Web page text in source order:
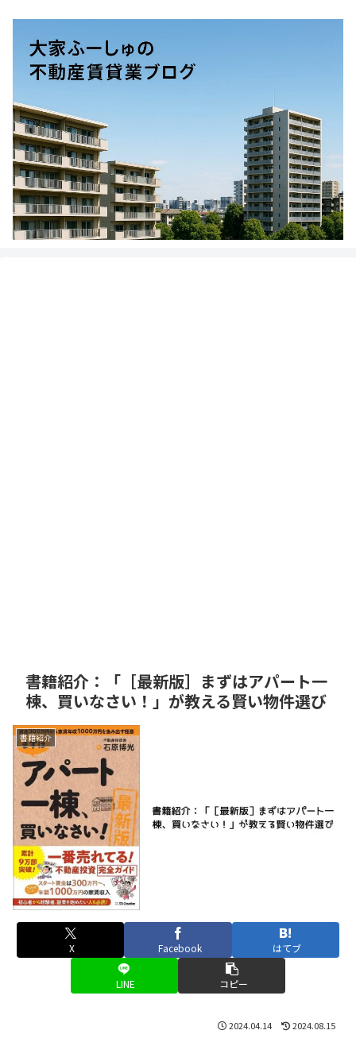
書籍紹介：「［最新版］まずはアパート一
棟、買いなさい！」が教える賢い物件選び
書籍紹介
X Facebook はてブ
LINE コピー
2024.04.14 2024.08.15